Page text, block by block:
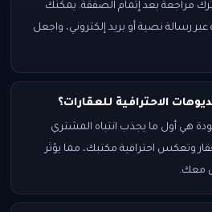
مراجعة بعد إتمام الصفقة. يمكنك
رسالة نصية أو بريد إلكتروني، واجعل
الاحترافية للعقارات؟
هي أول ما يجذب انتباه المشتري
وتعكس احترافية مكتبك، مما يؤثر
معك.